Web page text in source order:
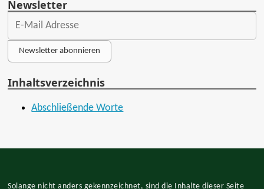
Newsletter
Newsletter abonnieren
Inhaltsverzeichnis
Abschließende Worte
Solange nicht anders gekennzeichnet, sind die Inhalte dieser Seite